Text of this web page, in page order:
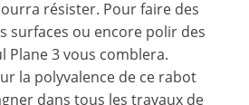
résister. Pour faire des
surfaces ou encore polir des
Plane 3 vous comblera.
la polyvalence de ce rabot
dans tous les travaux de